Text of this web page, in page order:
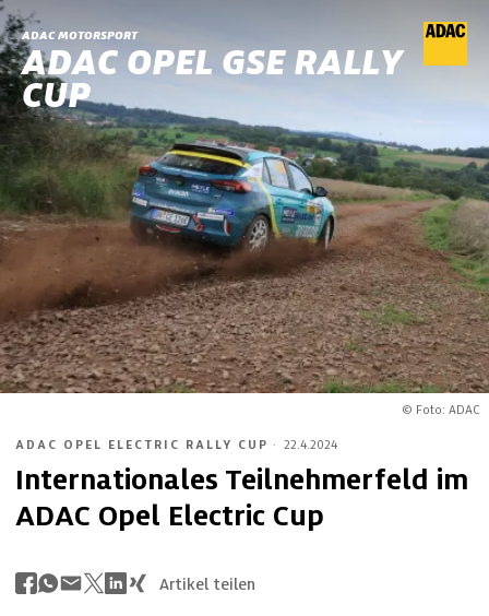
ADAC MOTORSPORT
ADAC OPEL GSE RALLY
CUP
© Foto: ADAC
ADAC OPEL ELECTRIC RALLY CUP · 22.4.2024
Internationales Teilnehmerfeld im
ADAC Opel Electric Cup
Artikel teilen